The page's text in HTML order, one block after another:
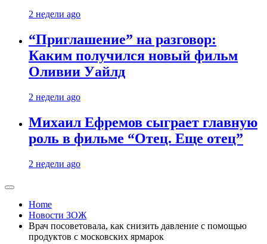
2 недели ago
“Приглашение” на разговор:
Каким получился новый фильм
Оливии Уайлд
2 недели ago
Михаил Ефремов сыграет главную
роль в фильме “Отец. Еще отец”
2 недели ago
Home
Новости ЗОЖ
Врач посоветовала, как снизить давление с помощью
продуктов с московских ярмарок